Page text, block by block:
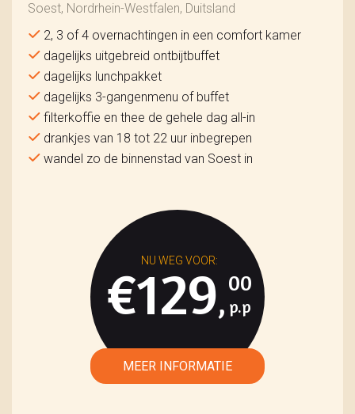
Soest, Nordrhein-Westfalen, Duitsland
2, 3 of 4 overnachtingen in een comfort kamer
dagelijks uitgebreid ontbijtbuffet
dagelijks lunchpakket
dagelijks 3-gangenmenu of buffet
filterkoffie en thee de gehele dag all-in
drankjes van 18 tot 22 uur inbegrepen
wandel zo de binnenstad van Soest in
€129,
00